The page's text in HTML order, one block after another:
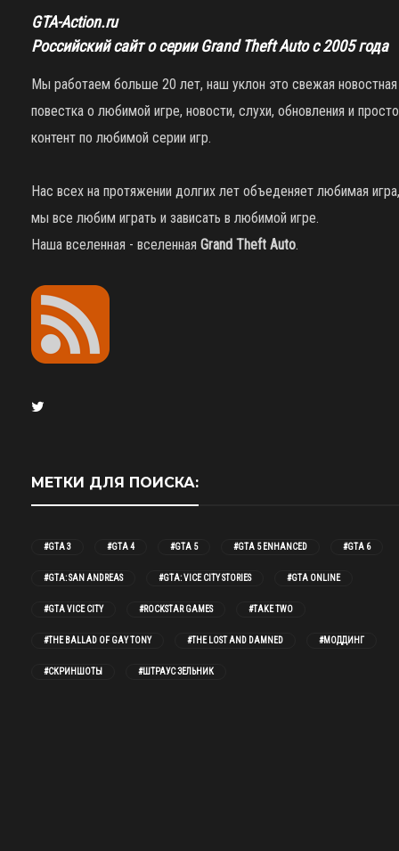
GTA-Action.ru
Российский сайт о серии Grand Theft Auto с 2005 года
Мы работаем больше 20 лет, наш уклон это свежая новостная
повестка о любимой игре, новости, слухи, обновления и просто
контент по любимой серии игр.
Нас всех на протяжении долгих лет объеденяет любимая игра,
мы все любим играть и зависать в любимой игре.
Наша вселенная - вселенная Grand Theft Auto.
МЕТКИ ДЛЯ ПОИСКА:
#GTA 3 #GTA 4 #GTA 5 #GTA 5 ENHANCED #GTA 6
#GTA: SAN ANDREAS #GTA: VICE CITY STORIES #GTA ONLINE
#GTA VICE CITY #ROCKSTAR GAMES #TAKE TWO
#THE BALLAD OF GAY TONY #THE LOST AND DAMNED #МОДДИНГ
#СКРИНШОТЫ #ШТРАУС ЗЕЛЬНИК